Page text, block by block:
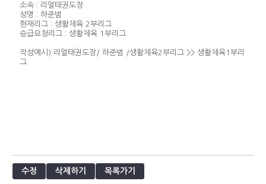
소속 : 리얼태권도장
성명 : 하준범
현재리그 : 생활체육 2부리그
승급요청리그 : 생활체육 1부리그
작성예시) 리얼태권도장/ 하준범 /생활체육2부리그 >> 생활체육1부리
그
수정 삭제하기 목록가기